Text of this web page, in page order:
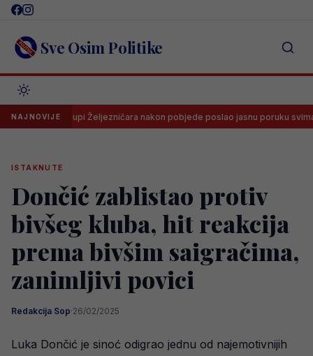
Skip
content Sve Osim Politike
NAJNOVIJE
na klupi Željezničara nakon pobjede poslao jasnu poruku svima
ISTAKNUTE
Dončić zablistao protiv
bivšeg kluba, hit reakcija
prema bivšim saigračima,
zanimljivi povici
Redakcija Sop·26/02/2025
Luka Dončić je sinoć odigrao jednu od najemotivnijih